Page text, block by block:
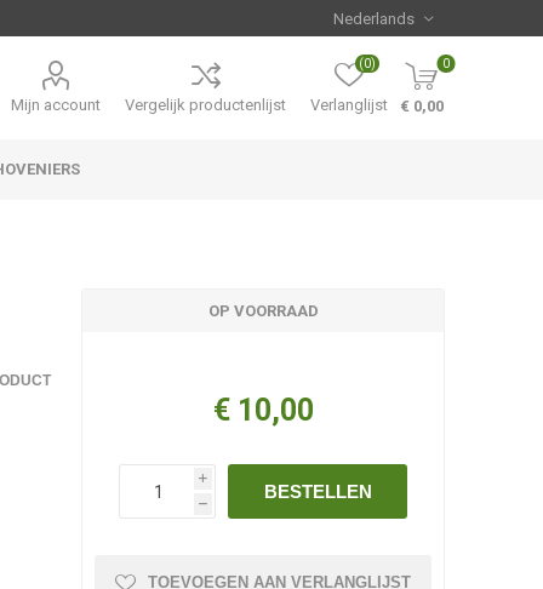
Mijn account Vergelijk productenlijst Verlanglijst
(0) 0
€ 0,00
OP VOORRAAD
€ 10,00
i
h
BESTELLEN
TOEVOEGEN AAN VERLANGLIJST